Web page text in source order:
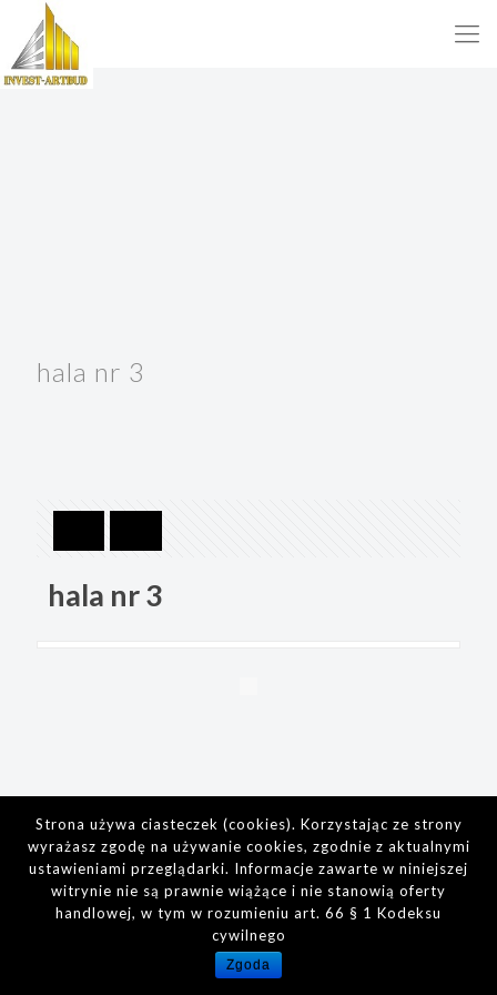
hala nr 3
hala nr 3
Strona używa ciasteczek (cookies). Korzystając ze strony
wyrażasz zgodę na używanie cookies, zgodnie z aktualnymi
ustawieniami przeglądarki. Informacje zawarte w niniejszej
witrynie nie są prawnie wiążące i nie stanowią oferty
handlowej, w tym w rozumieniu art. 66 § 1 Kodeksu
cywilnego
Zgoda